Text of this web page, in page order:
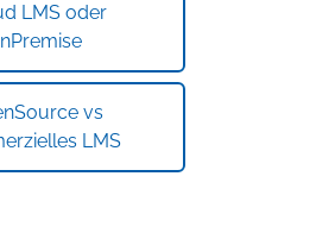
LMS oder
vs
LMS